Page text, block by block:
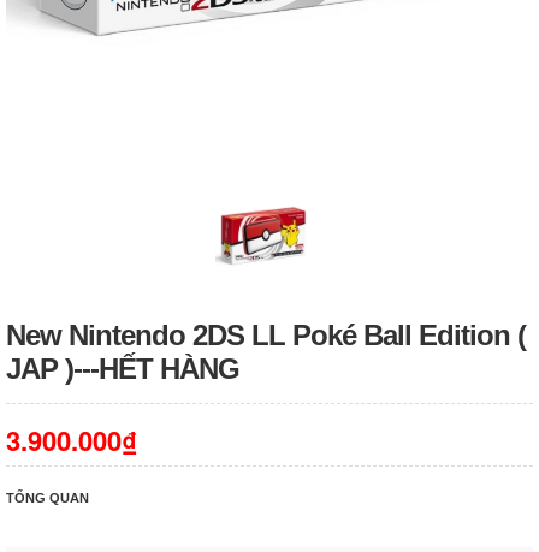
New Nintendo 2DS LL Poké Ball Edition (
JAP )---HẾT HÀNG
3.900.000₫
TỔNG QUAN